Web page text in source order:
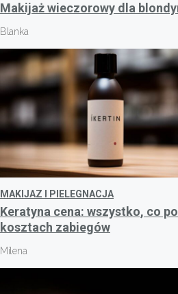
Makijaż wieczorowy dla
Blanka
MAKIJAZ I PIELEGNACJA
Keratyna cena: wszystko, co
kosztach zabiegów
Milena